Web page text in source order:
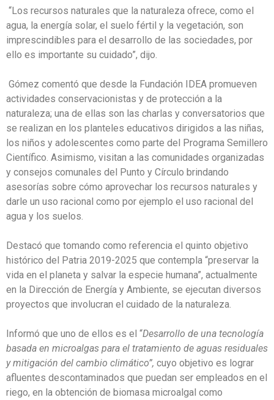
“Los recursos naturales que la naturaleza ofrece, como el
agua, la energía solar, el suelo fértil y la vegetación, son
imprescindibles para el desarrollo de las sociedades, por
ello es importante su cuidado”, dijo.
Gómez comentó que desde la Fundación IDEA promueven
actividades conservacionistas y de protección a la
naturaleza; una de ellas son las charlas y conversatorios que
se realizan en los planteles educativos dirigidos a las niñas,
los niños y adolescentes como parte del Programa Semillero
Científico. Asimismo, visitan a las comunidades organizadas
y consejos comunales del Punto y Círculo brindando
asesorías sobre cómo aprovechar los recursos naturales y
darle un uso racional como por ejemplo el uso racional del
agua y los suelos.
Destacó que tomando como referencia el quinto objetivo
histórico del Patria 2019-2025 que contempla “preservar la
vida en el planeta y salvar la especie humana”, actualmente
en la Dirección de Energía y Ambiente, se ejecutan diversos
proyectos que involucran el cuidado de la naturaleza.
Informó que uno de ellos es el “Desarrollo de una tecnología
basada en microalgas para el tratamiento de aguas residuales
y mitigación del cambio climático”, cuyo objetivo es lograr
afluentes descontaminados que puedan ser empleados en el
riego, en la obtención de biomasa microalgal como